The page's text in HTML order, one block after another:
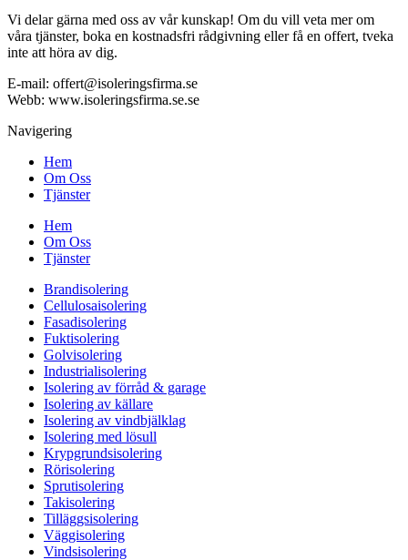
Vi delar gärna med oss av vår kunskap! Om du vill veta mer om
våra tjänster, boka en kostnadsfri rådgivning eller få en offert, tveka
inte att höra av dig.
E-mail: offert@isoleringsfirma.se
Webb: www.isoleringsfirma.se.se
Navigering
Hem
Om Oss
Tjänster
Hem
Om Oss
Tjänster
Brandisolering
Cellulosaisolering
Fasadisolering
Fuktisolering
Golvisolering
Industrialisolering
Isolering av förråd & garage
Isolering av källare
Isolering av vindbjälklag
Isolering med lösull
Krypgrundsisolering
Rörisolering
Sprutisolering
Takisolering
Tilläggsisolering
Väggisolering
Vindsisolering